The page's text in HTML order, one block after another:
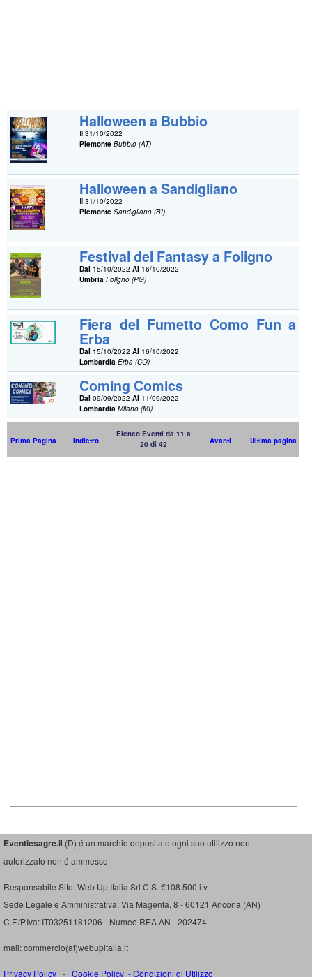
Halloween a Bubbio
Il 31/10/2022
Piemonte Bubbio (AT)
Halloween a Sandigliano
Il 31/10/2022
Piemonte Sandigliano (BI)
Festival del Fantasy a Foligno
Dal 15/10/2022Al 16/10/2022
Umbria Foligno (PG)
Fiera del Fumetto Como Fun a
Erba
Dal 15/10/2022Al 16/10/2022
Lombardia Erba (CO)
Coming Comics
Dal 09/09/2022Al 11/09/2022
Lombardia Milano (MI)
Prima Pagina Indietro
Elenco Eventi da 11 a
20 di 42
Avanti Ultima pagina
Eventiesagre.it (D) é un marchio depositato ogni suo utilizzo non
autorizzato non é ammesso
Responsabile Sito: Web Up Italia Srl C.S. €108.500 i.v
Sede Legale e Amministrativa: Via Magenta, 8 - 60121 Ancona (AN)
C.F./P.Iva: IT03251181206 - Numeo REA AN - 202474
mail: commercio(at)webupitalia.it
Privacy Policy - Cookie Policy -Condizioni di Utilizzo